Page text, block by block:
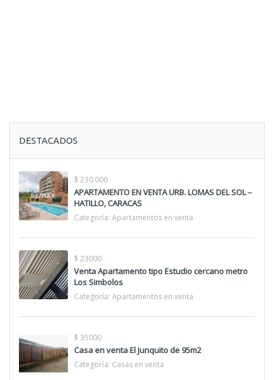
DESTACADOS
$ 230.000
APARTAMENTO EN VENTA URB. LOMAS DEL SOL –
HATILLO, CARACAS
Categoría: Apartamentos en venta
$ 23000
Venta Apartamento tipo Estudio cercano metro
Los Simbolos
Categoría: Apartamentos en venta
$ 35000
Casa en venta El Junquito de 95m2
Categoría: Casas en venta